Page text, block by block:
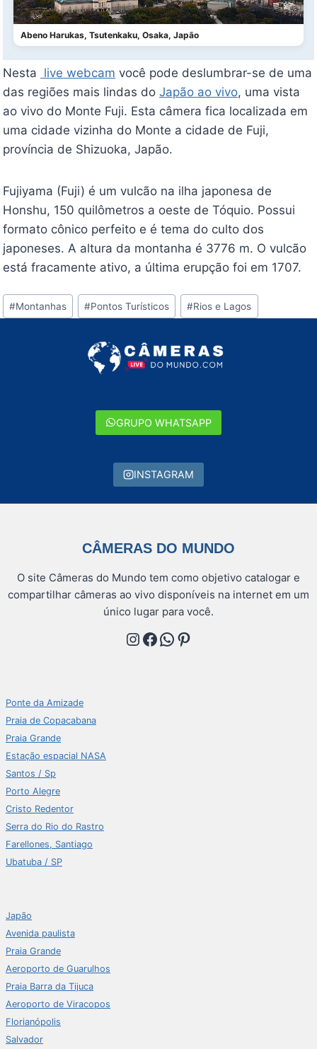
Abeno Harukas, Tsutenkaku, Osaka, Japão
Nesta live webcam você pode deslumbrar-se de uma
das regiões mais lindas do Japão ao vivo, uma vista
ao vivo do Monte Fuji. Esta câmera fica localizada em
uma cidade vizinha do Monte a cidade de Fuji,
província de Shizuoka, Japão.
Fujiyama (Fuji) é um vulcão na ilha japonesa de
Honshu, 150 quilômetros a oeste de Tóquio. Possui
formato cônico perfeito e é tema do culto dos
japoneses. A altura da montanha é 3776 m. O vulcão
está fracamente ativo, a última erupção foi em 1707.
Tags
do
#Montanhas #Pontos Turísticos #Rios e Lagos
GRUPO WHATSAPP
INSTAGRAM
CÂMERAS DO MUNDO
O site Câmeras do Mundo tem como objetivo catalogar e
compartilhar câmeras ao vivo disponíveis na internet em um
único lugar para você.
Instagram
Facebook
WhatsApp
Pinterest
Ponte da Amizade
Praia de Copacabana
Praia Grande
Estação espacial NASA
Santos / Sp
Porto Alegre
Cristo Redentor
Serra do Rio do Rastro
Farellones, Santiago
Ubatuba / SP
Japão
Avenida paulista
Praia Grande
Aeroporto de Guarulhos
Praia Barra da Tijuca
Aeroporto de Viracopos
Florianópolis
Salvador